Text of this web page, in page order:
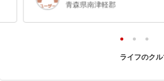
青森県南津軽郡
ライフのク